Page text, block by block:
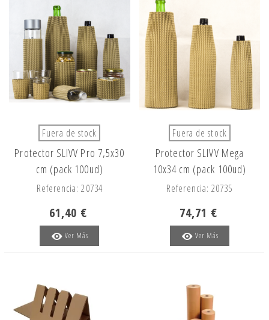
Fuera de stock
Protector SLIVV Pro 7,5x30
cm (pack 100ud)
Referencia: 20734
61,40 €
Ver Más
Fuera de stock
Protector SLIVV Mega
10x34 cm (pack 100ud)
Referencia: 20735
74,71 €
Ver Más